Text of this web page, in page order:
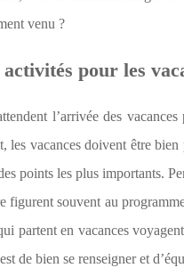
venu ?
pour les
l’arrivée des
les vacances doivent être
points les plus importants.
figurent souvent au
partent en vacances
de bien se renseigner et